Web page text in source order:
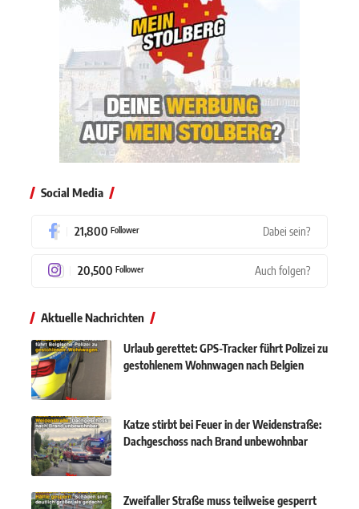
Social Media
21,800 Follower Dabei sein?
20,500 Follower Auch folgen?
Aktuelle Nachrichten
Urlaub gerettet: GPS-Tracker führt Polizei zu
gestohlenem Wohnwagen nach Belgien
Katze stirbt bei Feuer in der Weidenstraße:
Dachgeschoss nach Brand unbewohnbar
Zweifaller Straße muss teilweise gesperrt